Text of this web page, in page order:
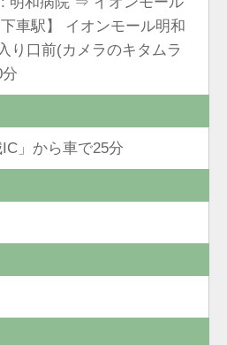
車駅】 イオンモール明和
り口前(カメラのキタムラ
」から車で25分